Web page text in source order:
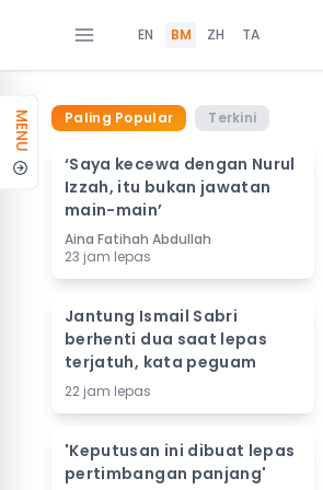
EN BM ZH TA
MENU Paling Popular Terkini
‘Saya kecewa dengan Nurul
Izzah, itu bukan jawatan
main-main’
Aina Fatihah Abdullah
23 jam lepas
Jantung Ismail Sabri
berhenti dua saat lepas
terjatuh, kata peguam
22 jam lepas
'Keputusan ini dibuat lepas
pertimbangan panjang'